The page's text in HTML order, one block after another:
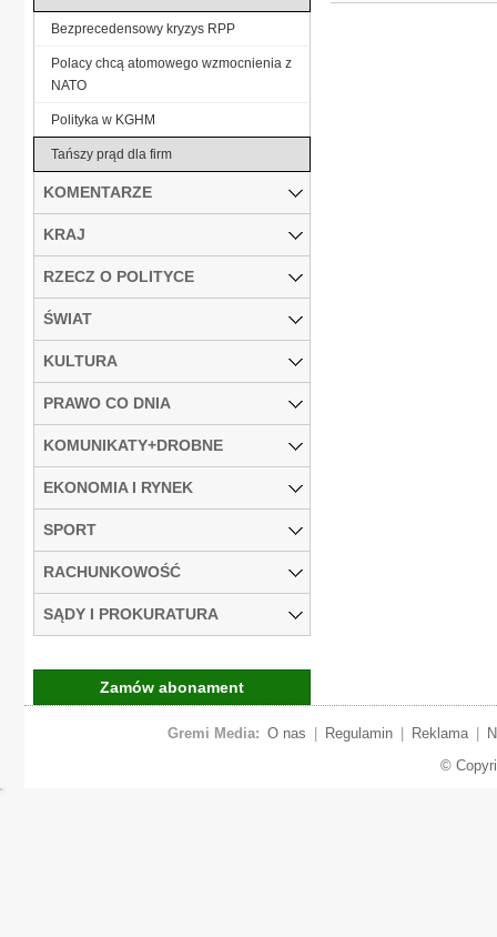
Bezprecedensowy kryzys RPP
Polacy chcą atomowego wzmocnienia z
NATO
Polityka w KGHM
Tańszy prąd dla firm
KOMENTARZE
KRAJ
RZECZ O POLITYCE
ŚWIAT
KULTURA
PRAWO CO DNIA
KOMUNIKATY+DROBNE
EKONOMIA I RYNEK
SPORT
RACHUNKOWOŚĆ
SĄDY I PROKURATURA
Zamów abonament
Gremi Media: O nas Regulamin Reklama
©